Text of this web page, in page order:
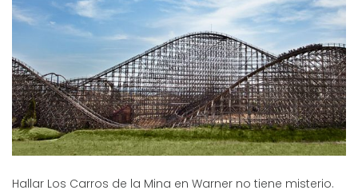
Hallar Los Carros de la Mina en Warner no tiene misterio.